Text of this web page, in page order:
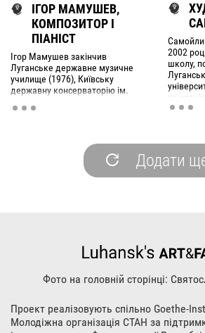
ІГОР МАМУШЕВ,
КОМПОЗИТОР І
ПІАНІСТ
Ігор Мамушев закінчив
Луганське державне музичне
училище (1976), Київську
державну консерваторію ім.
фортепіано (1981). Віртуозний
2002
школу,
на
Додати
Фото на головній сторінці:
Проект реалізовують спільно Goethe-
Молодіжна організація СТАН за